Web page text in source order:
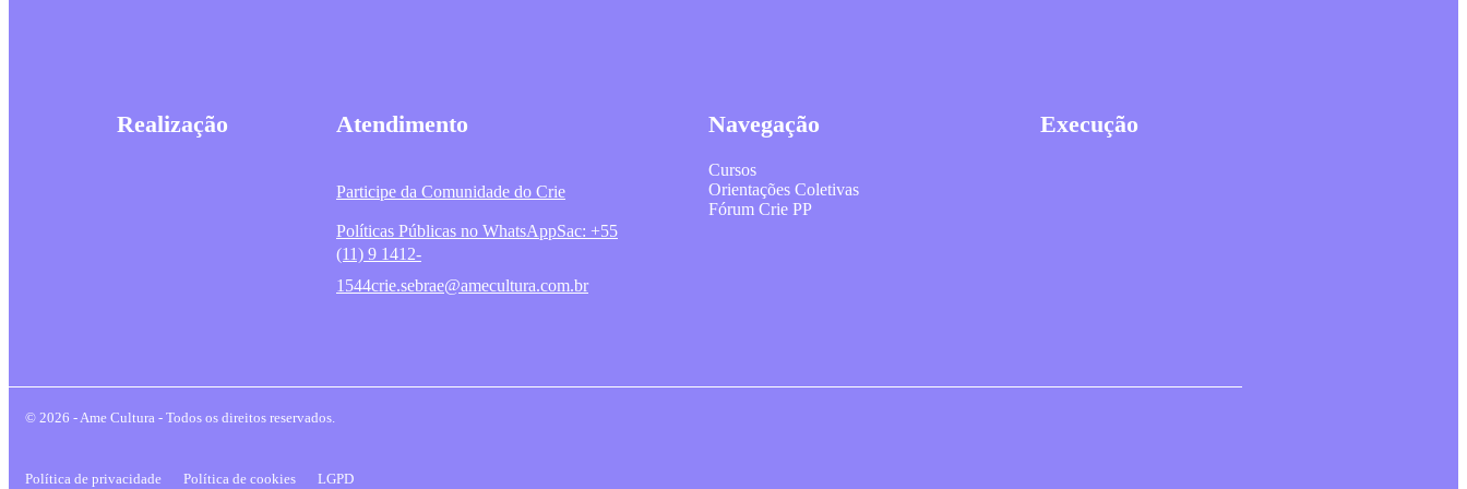
Realização Atendimento
Participe da Comunidade do Crie
Políticas Públicas no WhatsAppSac: +55
(11) 9 1412-
1544crie.sebrae@amecultura.com.br
Navegação
Cursos
Orientações Coletivas
Fórum Crie PP
Execução
© 2026 - Ame Cultura - Todos os direitos reservados.
Política de privacidade Política de cookies LGPD